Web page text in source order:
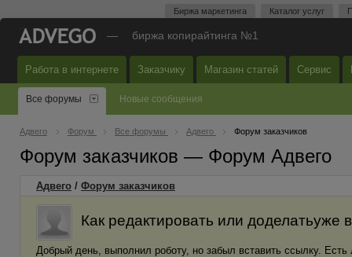
Биржа маркетинга Каталог услуг
— биржа копирайтинга №1
Работа в интернете Заказчику Магазин статей Сервис
Все форумы Новые сообщения
Адвего Форум Все форумы Адвего Форум заказчиков
Форум заказчиков — Форум Адвего
Адвего / Форум заказчиков
Как редактировать или доделатьуже
Добрый день, выполнил роботу, но забыл вставить ссылку. Есть